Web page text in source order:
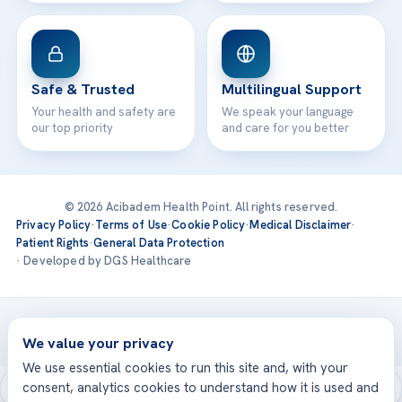
Safe & Trusted
Your health and safety are
our top priority
Multilingual Support
We speak your language
and care for you better
© 2026 Acibadem Health Point. All rights reserved.
Privacy Policy·Terms of Use·Cookie Policy·Medical Disclaimer·
Patient Rights·General Data Protection
· Developed by DGS Healthcare
Treatments are delivered at our JCI-accredited hospitals —
Acıbadem International
We value your privacy
We use essential cookies to run this site and, with your
consent, analytics cookies to understand how it is used and